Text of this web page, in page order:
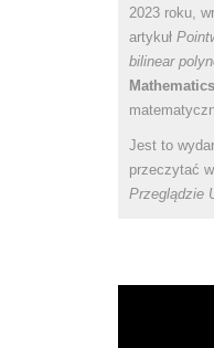
2023 roku,
artykuł
bilinear
Mathematics
Jest to
przeczytać w
Przeglądzie